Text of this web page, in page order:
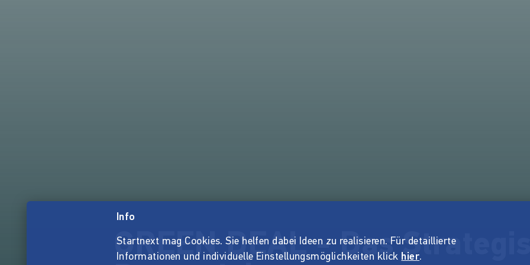
GREEN DEAL - Das
Info
Startnext mag Cookies. Sie helfen dabei Ideen zu realisieren. Für detaillierte
Informationen und individuelle Einstellungsmöglichkeiten klick hier.